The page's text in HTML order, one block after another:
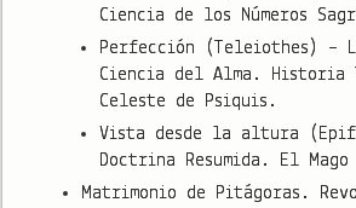
Ciencia de los Números
Perfección (Teleiothes) –
Ciencia del Alma. Historia
Celeste de Psiquis.
Vista desde la altura
Doctrina Resumida. El Mago
Matrimonio de Pitágoras.